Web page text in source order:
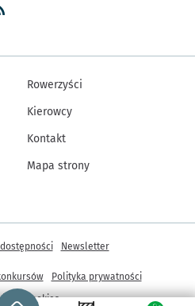
Strona główna - wroclaw.pl
Rowerzyści
Kierowcy
Kontakt
Mapa strony
Newsletter
Polityka prywatności
cookies